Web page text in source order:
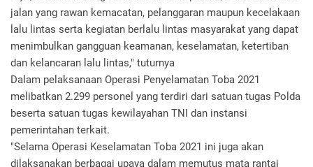
jalan yang rawan kemacatan, pelanggaran maupun kecelakaan
lalu lintas serta kegiatan berlalu lintas masyarakat yang dapat
menimbulkan gangguan keamanan, keselamatan, ketertiban
dan kelancaran lalu lintas," tuturnya
Dalam pelaksanaan Operasi Penyelamatan Toba 2021
melibatkan 2.299 personel yang terdiri dari satuan tugas Polda
beserta satuan tugas kewilayahan TNI dan instansi
pemerintahan terkait.
"Selama Operasi Keselamatan Toba 2021 ini juga akan
dilaksanakan berbagai upaya dalam memutus mata rantai